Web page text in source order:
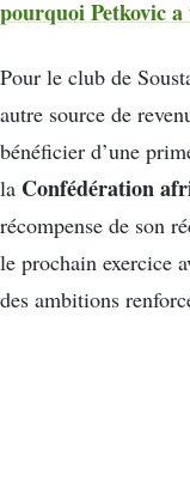
pourquoi Petkovic
Pour le club de
autre source de
bénéficier d’une
la Confédération
récompense de son
le prochain exercice
des ambitions